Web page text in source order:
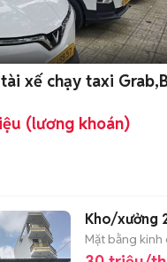
xế chạy taxi
(lương khoán)
Kho/xưởng
Mặt bằng kinh